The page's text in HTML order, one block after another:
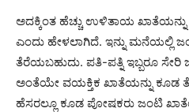
ಅದಕ್ಕಿಂತ ಹೆಚ್ಚು ಉಳಿತಾಯ
ಎಂದು ಹೇಳಲಾಗಿದೆ. ಇನ್ನು ಮನೆಯಲ್ಲಿ
ತೆರೆಯಬಹುದು. ಪತಿ-ಪತ್ನಿ ಇಬ್ಬರೂ
ಅಂತೆಯೇ ವಯಕ್ತಿಕ ಖಾತೆಯನ್ನು ಕೂಡ
ಹೆಸರಲ್ಲೂ ಕೂಡ ಪೋಷಕರು ಜಂಟಿ